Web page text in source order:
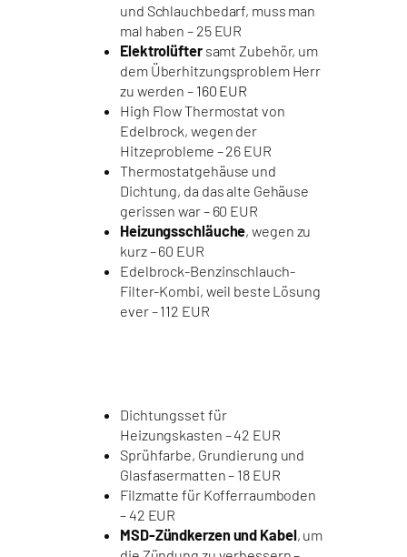
und Schlauchbedarf, muss man
mal haben – 25 EUR
Elektrolüftersamt Zubehör, um
dem Überhitzungsproblem Herr
zu werden – 160 EUR
High Flow Thermostat von
Edelbrock, wegen der
Hitzeprobleme – 26 EUR
Thermostatgehäuse und
Dichtung, da das alte Gehäuse
gerissen war – 60 EUR
Heizungsschläuche, wegen zu
kurz – 60 EUR
Edelbrock-Benzinschlauch-
Filter-Kombi, weil beste Lösung
ever – 112 EUR
Dichtungsset für
Heizungskasten – 42 EUR
Sprühfarbe, Grundierung und
Glasfasermatten – 18 EUR
Filzmatte für Kofferraumboden
– 42 EUR
MSD-Zündkerzen und Kabel, um